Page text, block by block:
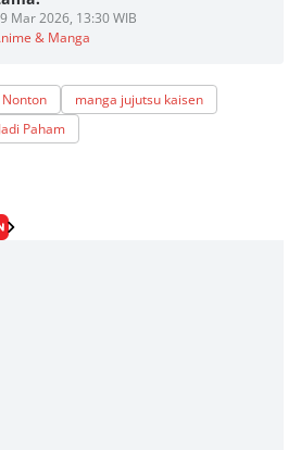
Mar 2026, 13:30 WIB
& Manga
manga jujutsu kaisen
Jadi Paham